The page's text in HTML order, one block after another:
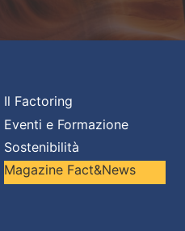
Il Factoring
Eventi e Formazione
Sostenibilità
Magazine Fact&News